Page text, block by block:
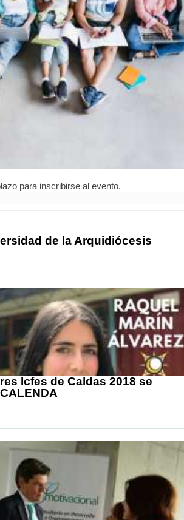
para inscribirse al evento.
de la Arquidiócesis
Icfes de Caldas 2018 se